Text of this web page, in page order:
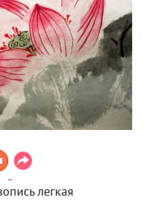
легкая